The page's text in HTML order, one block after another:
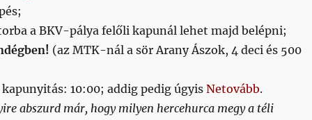
a BKV-pálya felőli kapunál lehet majd belépni;
(az MTK-nál a sör Arany Ászok, 4 deci és 500
kapunyitás: 10:00; addig pedig úgyisNetovább.
abszurd már, hogy milyen hercehurca megy a téli